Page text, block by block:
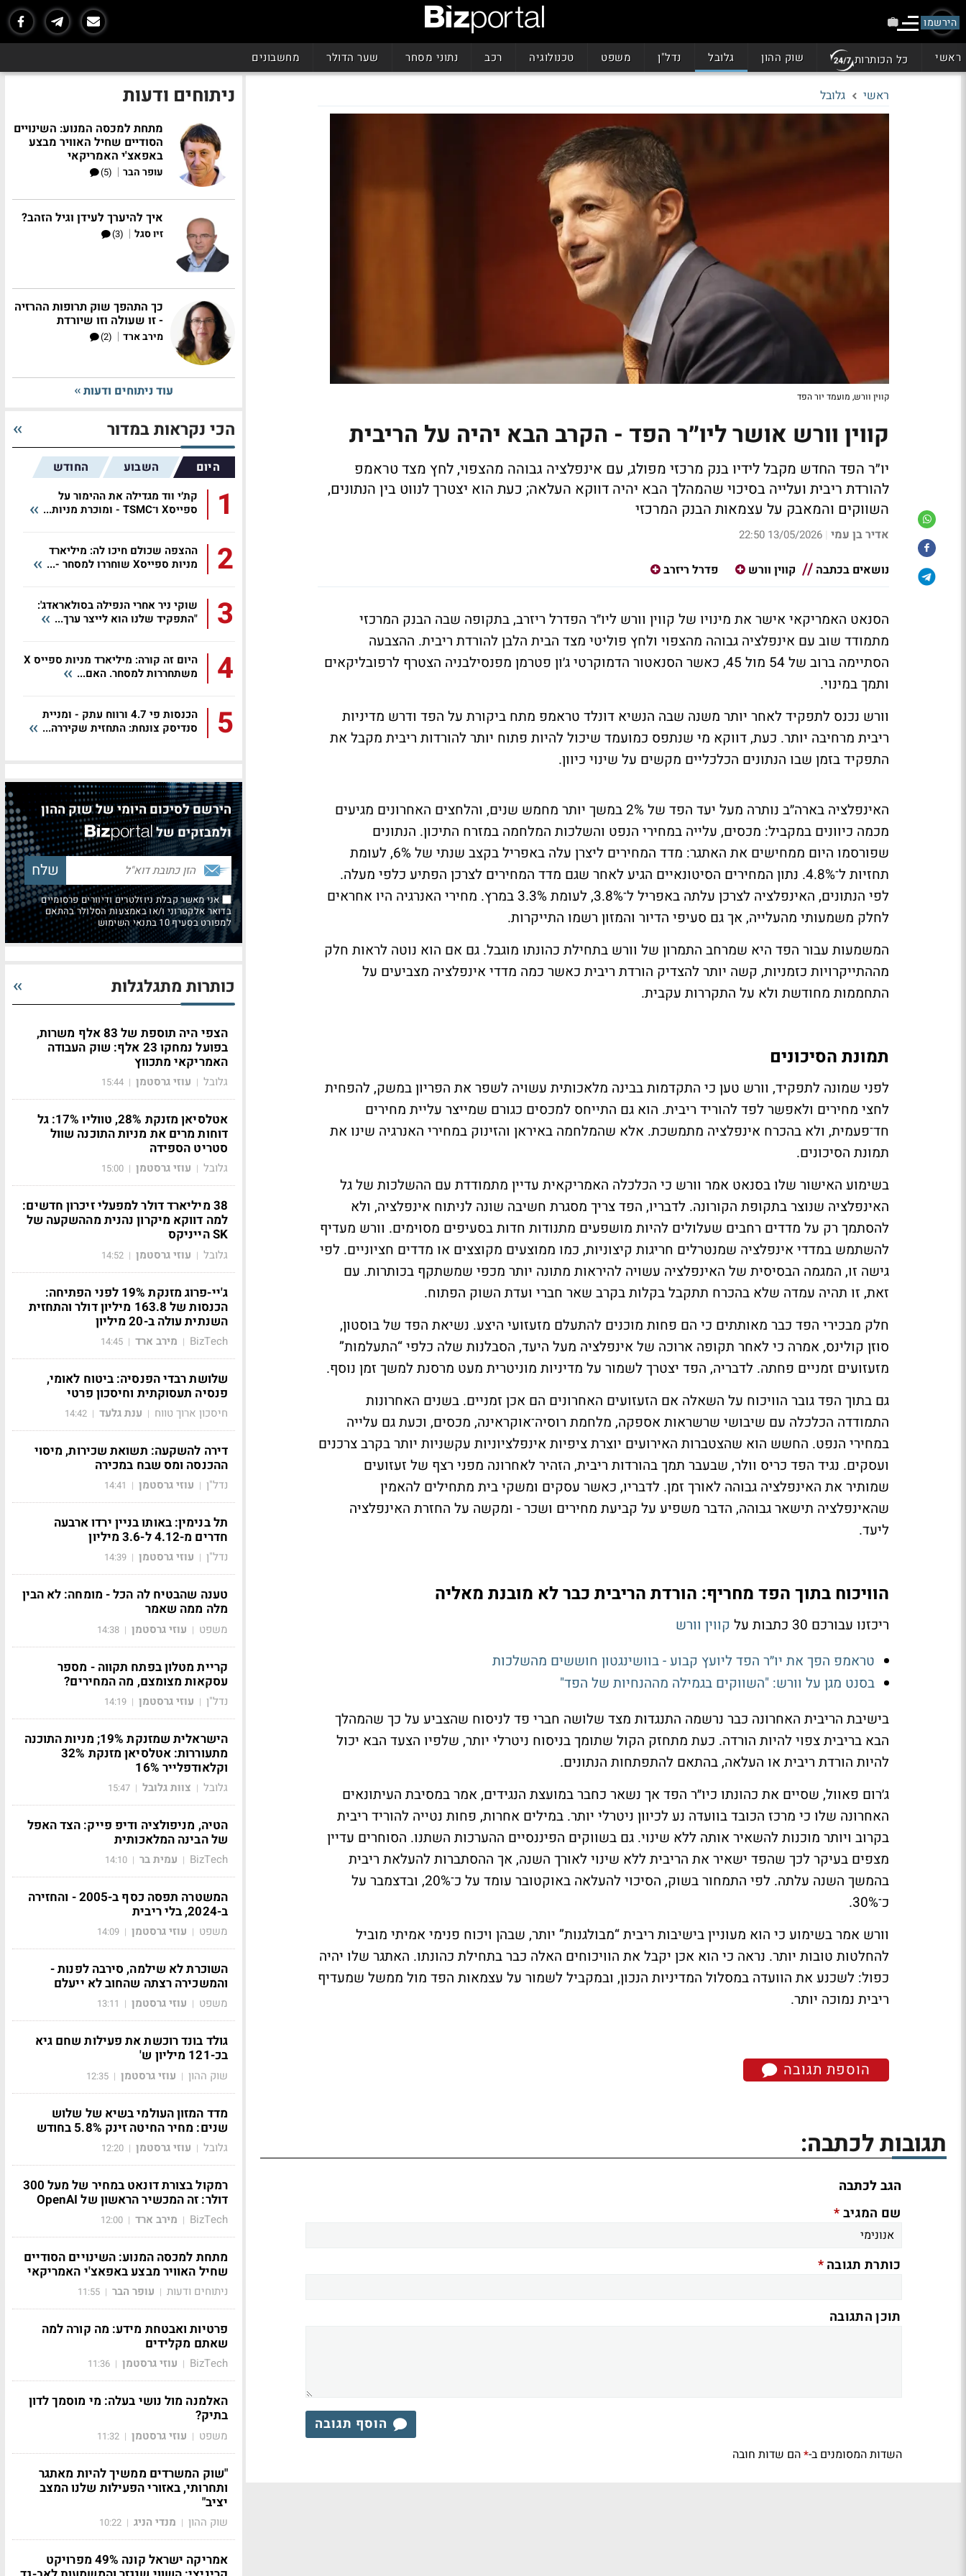
הירשמו
ראשי כל הכותרות שוק ההון גלובל נדל"ן משפט טכנולוגיה רכב נתוני מסחר שער הדולר מחשבונים
ראשי גלובל
קווין וורש, מועמד יור הפד
קווין וורש אושר ליו״ר הפד - הקרב הבא יהיה על הריבית
יו״ר הפד החדש מקבל לידיו בנק מרכזי מפולג, עם אינפלציה גבוהה מהצפוי, לחץ מצד טראמפ
להורדת ריבית ועלייה בסיכוי שהמהלך הבא יהיה דווקא העלאה; כעת הוא יצטרך לנווט בין הנתונים,
השווקים והמאבק על עצמאות הבנק המרכזי
אדיר בן עמי |
13/05/2026 22:50
נושאים בכתבה קווין וורש פדרל ריזרב
הסנאט האמריקאי אישר את מינויו של קווין וורש ליו״ר הפדרל ריזרב, בתקופה שבה הבנק המרכזי
מתמודד שוב עם אינפלציה גבוהה מהצפוי ולחץ פוליטי מצד הבית הלבן להורדת ריבית. ההצבעה
הסתיימה ברוב של 54 מול 45, כאשר הסנאטור הדמוקרטי ג׳ון פטרמן מפנסילבניה הצטרף לרפובליקאים
ותמך במינוי.
וורש נכנס לתפקיד לאחר יותר משנה שבה הנשיא דונלד טראמפ מתח ביקורת על הפד ודרש מדיניות
ריבית מרחיבה יותר. כעת, דווקא מי שנתפס כמועמד שיכול להיות פתוח יותר להורדות ריבית מקבל את
התפקיד בזמן שבו הנתונים הכלכליים מקשים על שינוי כיוון.
האינפלציה בארה״ב נותרה מעל יעד הפד של 2% במשך יותר מחמש שנים, והלחצים האחרונים מגיעים
מכמה כיוונים במקביל: מכסים, עלייה במחירי הנפט והשלכות המלחמה במזרח התיכון. הנתונים
שפורסמו היום ממחישים את האתגר: מדד המחירים ליצרן עלה באפריל בקצב שנתי של 6%, לעומת
תחזיות ל־4.8%. נתון המחירים הסיטונאיים הגיע לאחר שגם מדד המחירים לצרכן הפתיע כלפי מעלה.
לפי הנתונים, האינפלציה לצרכן עלתה באפריל ל־3.8%, לעומת 3.3% במרץ. מחירי האנרגיה היו אחראים
לחלק משמעותי מהעלייה, אך גם סעיפי הדיור והמזון רשמו התייקרות.
המשמעות עבור הפד היא שמרחב התמרון של וורש בתחילת כהונתו מוגבל. גם אם הוא נוטה לראות חלק
מההתייקרויות כזמניות, קשה יותר להצדיק הורדת ריבית כאשר כמה מדדי אינפלציה מצביעים על
התחממות מחודשת ולא על התקררות עקבית.
תמונת הסיכונים
לפני שמונה לתפקיד, וורש טען כי התקדמות בבינה מלאכותית עשויה לשפר את הפריון במשק, להפחית
לחצי מחירים ולאפשר לפד להוריד ריבית. הוא גם התייחס למכסים כגורם שמייצר עליית מחירים
חד־פעמית, ולא בהכרח אינפלציה מתמשכת. אלא שהמלחמה באיראן והזינוק במחירי האנרגיה שינו את
תמונת הסיכונים.
בשימוע האישור שלו בסנאט אמר וורש כי הכלכלה האמריקאית עדיין מתמודדת עם ההשלכות של גל
האינפלציה שנוצר בתקופת הקורונה. לדבריו, הפד צריך מסגרת חשיבה שונה לניתוח אינפלציה, ולא
להסתמך רק על מדדים רחבים שעלולים להיות מושפעים מתנודות חדות בסעיפים מסוימים. וורש מעדיף
להשתמש במדדי אינפלציה שמנטרלים חריגות קיצוניות, כמו ממוצעים מקוצצים או מדדים חציוניים. לפי
גישה זו, המגמה הבסיסית של האינפלציה עשויה להיראות מתונה יותר מכפי שמשתקף בכותרות. עם
זאת, זו תהיה עמדה שלא בהכרח תתקבל בקלות בקרב שאר חברי ועדת השוק הפתוח.
חלק מבכירי הפד כבר מאותתים כי הם פחות מוכנים להתעלם מזעזועי היצע. נשיאת הפד של בוסטון,
סוזן קולינס, אמרה כי לאחר תקופה ארוכה של אינפלציה מעל היעד, הסבלנות שלה כלפי “התעלמות”
מזעזועים זמניים פחתה. לדבריה, הפד יצטרך לשמור על מדיניות מוניטרית מעט מרסנת למשך זמן נוסף.
גם בתוך הפד גובר הוויכוח על השאלה אם הזעזועים האחרונים הם אכן זמניים. בשנים האחרונות
התמודדה הכלכלה עם שיבושי שרשראות אספקה, מלחמת רוסיה־אוקראינה, מכסים, וכעת גם עלייה
במחירי הנפט. החשש הוא שהצטברות האירועים יוצרת ציפיות אינפלציוניות עקשניות יותר בקרב צרכנים
ועסקים. נגיד הפד כריס וולר, שבעבר תמך בהורדות ריבית, הזהיר לאחרונה מפני רצף של זעזועים
שמותיר את האינפלציה גבוהה לאורך זמן. לדבריו, כאשר עסקים ומשקי בית מתחילים להאמין
שהאינפלציה תישאר גבוהה, הדבר משפיע על קביעת מחירים ושכר - ומקשה על החזרת האינפלציה
ליעד.
הוויכוח בתוך הפד מחריף: הורדת הריבית כבר לא מובנת מאליה
ריכזנו עבורכם 30 כתבות על
קווין וורש
טראמפ הפך את יו״ר הפד ליועץ קבוע - בוושינגטון חוששים מהשלכות
בסנט מגן על וורש: "השווקים בגמילה מההנחיות של הפד"
בישיבת הריבית האחרונה כבר נרשמה התנגדות מצד שלושה חברי פד לניסוח שהצביע על כך שהמהלך
הבא בריבית צפוי להיות הורדה. כעת מתחזק הקול שתומך בניסוח ניטרלי יותר, שלפיו הצעד הבא יכול
להיות הורדת ריבית או העלאה, בהתאם להתפתחות הנתונים.
ג׳רום פאוול, שסיים את כהונתו כיו״ר הפד אך נשאר כחבר במועצת הנגידים, אמר במסיבת העיתונאים
האחרונה שלו כי מרכז הכובד בוועדה נע לכיוון ניטרלי יותר. במילים אחרות, פחות נטייה להוריד ריבית
בקרוב ויותר מוכנות להשאיר אותה ללא שינוי. גם בשווקים הפיננסיים ההערכות השתנו. הסוחרים עדיין
מצפים בעיקר לכך שהפד ישאיר את הריבית ללא שינוי לאורך השנה, אך ההסתברות להעלאת ריבית
בהמשך השנה עלתה. לפי התמחור בשוק, הסיכוי להעלאה באוקטובר עומד על כ־20%, ובדצמבר על
כ־30%.
וורש אמר בשימוע כי הוא מעוניין בישיבות ריבית “מבולגנות” יותר, שבהן ויכוח פנימי אמיתי מוביל
להחלטות טובות יותר. נראה כי הוא אכן יקבל את הוויכוחים האלה כבר בתחילת כהונתו. האתגר שלו יהיה
כפול: לשכנע את הוועדה במסלול המדיניות הנכון, ובמקביל לשמור על עצמאות הפד מול ממשל שמעדיף
ריבית נמוכה יותר.
הוספת תגובה
תגובות לכתבה:
הגב לכתבה
שם המגיב*
כותרת תגובה*
תוכן התגובה
הוסף תגובה
השדות המסומנים ב-*הם שדות חובה
ניתוחים ודעות
מתחת למכסה המנוע: השינויים
הסודיים שחיל האוויר מבצע
באפאצ'י האמריקאי
עופר הבר |
(5)
איך להיערך לעידן וגיל הזהב?
זיו סגל |
(3)
כך התהפך שוק תרופות ההרזיה
- זו שעולה וזו שיורדת
מירב ארד |
(2)
עוד ניתוחים ודעות
הכי נקראות במדור
היום השבוע החודש
1
קת׳י ווד מגדילה את ההימור על
ספייסX ו־TSMC - ומוכרת מניות...
2
ההצפה שכולם חיכו לה: מיליארד
מניות ספייסX שוחררו למסחר -...
3
שוקי ניר אחרי הנפילה בסולאראדג':
"התפקיד שלנו הוא לייצר ערך...
4
היום זה קורה: מיליארד מניות ספייס X
משתחררות למסחר. האם...
5
הכנסות פי 4.7 ורווח עתק - ומניית
סנדיסק צונחת: התחזית שקיררה...
הירשם לסיכום היומי של שוק ההון
ולמבזקים של
אני מאשר קבלת ניוזלטרים ודיוורים פרסומיים
בדואר אלקטרוני ו/או באמצעות הסלולר בהתאם
למפורט בסעיף 10 בתנאי השימוש
כותרות מתגלגלות
הצפי היה תוספת של 83 אלף משרות,
בפועל נמחקו 23 אלף: שוק העבודה
האמריקאי מתכווץ
גלובל | עוזי גרסטמן |
15:44
אטלסיאן מזנקת 28%, טווליו 17%: גל
דוחות מרים את מניות התוכנה שוול
סטריט הספידה
גלובל | עוזי גרסטמן |
15:00
38 מיליארד דולר למפעלי זיכרון חדשים:
למה דווקא מיקרון נהנית מההשקעה של
SK הייניקס
גלובל | עוזי גרסטמן |
14:52
ג'יי-פרוג מזנקת 19% לפני הפתיחה:
הכנסות של 163.8 מיליון דולר והתחזית
השנתית עולה ב-20 מיליון
BizTech
| מירב ארד |
14:45
שלושת רבדי הפנסיה: ביטוח לאומי,
פנסיה תעסוקתית וחיסכון פרטי
חיסכון ארוך טווח | ענת גלעד |
14:42
דירה להשקעה: תשואת שכירות, מיסוי
ההכנסה ומס שבח במכירה
נדל"ן | עוזי גרסטמן |
14:41
תל בנימין: באותו בניין ירדו ארבעה
חדרים מ-4.12 ל-3.6 מיליון
נדל"ן | עוזי גרסטמן |
14:39
טענה שהבטיח לה הכל - מומחה: לא הבין
מלה ממה שאמר
משפט | עוזי גרסטמן |
14:38
קריית מטלון בפתח תקווה - מספר
עסקאות מצומצם, מה המחירים?
נדל"ן | עוזי גרסטמן |
14:19
הישראלית שמזנקת 19%; מניות התוכנה
מתעוררות: אטלסיאן מזנקת 32%
וקלאודפלייר 16%
גלובל | צוות גלובל |
15:47
הטיה, מניפולציה ודיפ פייק: הצד האפל
של הבינה המלאכותית
BizTech
| עמית בר |
14:10
המשטרה תפסה כסף ב-2005 - והחזירה
ב-2024, בלי ריבית
משפט | עוזי גרסטמן |
14:09
השוכרת לא שילמה, סירבה לפנות -
והמשכירה רצתה שהחוב לא ייעלם
משפט | עוזי גרסטמן |
13:11
גולד בונד רוכשת את פעילות שחם גיא
בכ-121 מיליון ש'
שוק ההון | עוזי גרסטמן |
12:35
מדד המזון העולמי בשיא של שלוש
שנים: מחיר החיטה זינק 5.8% בחודש
גלובל | עוזי גרסטמן |
12:20
רמקול בצורת דונאט במחיר של מעל 300
דולר: זה המכשיר הראשון של OpenAI
BizTech
| מירב ארד |
12:00
מתחת למכסה המנוע: השינויים הסודיים
שחיל האוויר מבצע באפאצ'י האמריקאי
ניתוחים ודעות | עופר הבר |
11:55
פרטיות ואבטחת מידע: מה קורה למה
שאתם מקלידים
BizTech
| עוזי גרסטמן |
11:36
האלמנה מול נושי בעלה: מי מוסמך לדון
בתיק?
משפט | עוזי גרסטמן |
11:32
"שוק המשרדים ממשיך להיות מאתגר
ותחרותי, באזורי הפעילות שלנו המצב
יציב"
שוק ההון | מנדי הניג |
10:22
אמריקה ישראל קונה 49% מפרויקט